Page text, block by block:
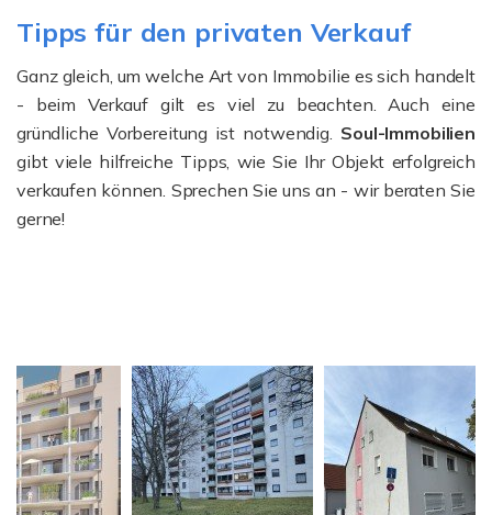
Tipps für den privaten Verkauf
Ganz gleich, um welche Art von Immobilie es sich handelt
- beim Verkauf gilt es viel zu beachten. Auch eine
gründliche Vorbereitung ist notwendig. Soul-Immobilien
gibt viele hilfreiche Tipps, wie Sie Ihr Objekt erfolgreich
verkaufen können. Sprechen Sie uns an - wir beraten Sie
gerne!